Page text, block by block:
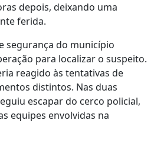
depois, deixando uma
ferida.
segurança do município
para localizar o suspeito.
reagido às tentativas de
distintos. Nas duas
escapar do cerco policial,
equipes envolvidas na